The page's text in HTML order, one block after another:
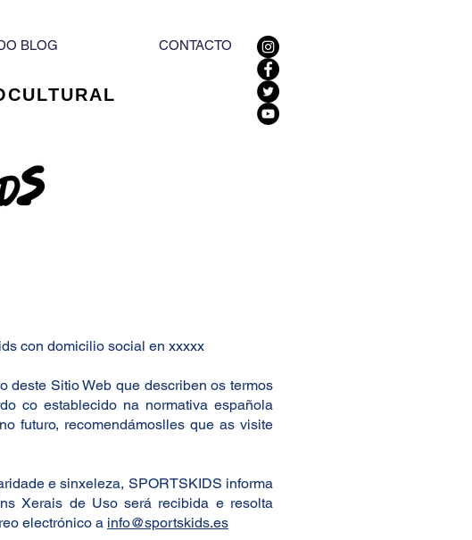
BLOG CONTACTO
con domicilio social en xxxxx
deste Sitio Web que describen os termos
co establecido na normativa española
futuro, recomendámoslles que as visite
e sinxeleza, SPORTSKIDS informa
Xerais de Uso será recibida e resolta
electrónico a info@sportskids.es